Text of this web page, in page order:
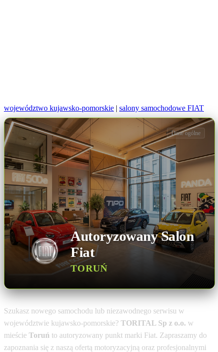
województwo kujawsko-pomorskie | salony samochodowe FIAT
Autoryzowany Salon
Fiat
TORUŃ
Dane ogólne
Szukasz nowego samochodu lub niezawodnego serwisu w
województwie kujawsko-pomorskie? TORITAL Sp z o.o. w
mieście Toruń to autoryzowany punkt marki Fiat. Zapraszamy do
zapoznania się z naszą ofertą motoryzacyjną oraz profesjonalnymi